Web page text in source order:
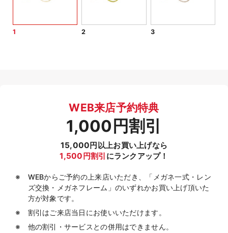
1 2 3
WEB来店予約特典
1,000円割引
15,000円以上お買い上げなら
1,500円割引 にランクアップ！
WEBからご予約の上来店いただき、「メガネ一式・レン
ズ交換・メガネフレーム」のいずれかお買い上げ頂いた
方が対象です。
割引はご来店当日にお使いいただけます。
他の割引・サービスとの併用はできません。